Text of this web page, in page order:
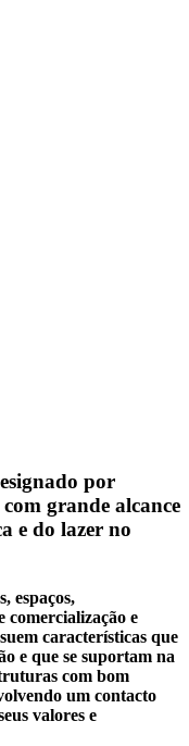
por
grande alcance
e do lazer no
espaços,
comercialização e
características que
e que se suportam na
com bom
um contacto
valores e